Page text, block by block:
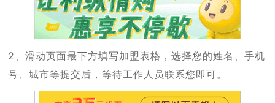
2、滑动页面最下方填写加盟表格，选择您的姓名、手机
号、城市等提交后，等待工作人员联系您即可。